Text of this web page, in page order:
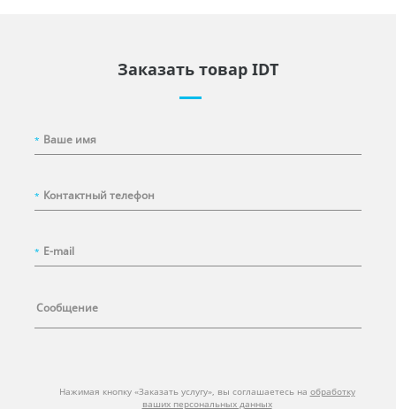
Заказать товар IDT
*
*
*
Нажимая кнопку «Заказать услугу», вы соглашаетесь на обработку
ваших персональных данных